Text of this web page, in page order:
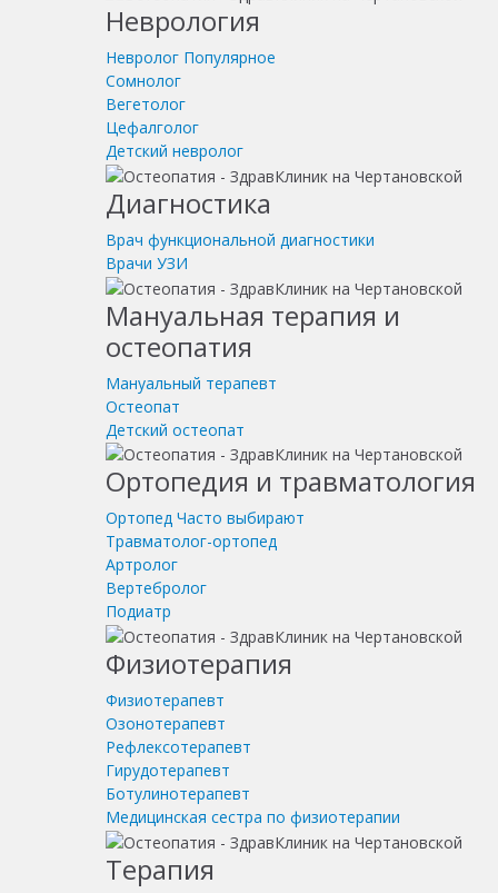
Неврология
Невролог Популярное
Сомнолог
Вегетолог
Цефалголог
Детский невролог
Диагностика
Врач функциональной диагностики
Врачи УЗИ
Мануальная терапия и
остеопатия
Мануальный терапевт
Остеопат
Детский остеопат
Ортопедия и травматология
Ортопед Часто выбирают
Травматолог-ортопед
Артролог
Вертебролог
Подиатр
Физиотерапия
Физиотерапевт
Озонотерапевт
Рефлексотерапевт
Гирудотерапевт
Ботулинотерапевт
Медицинская сестра по физиотерапии
Терапия